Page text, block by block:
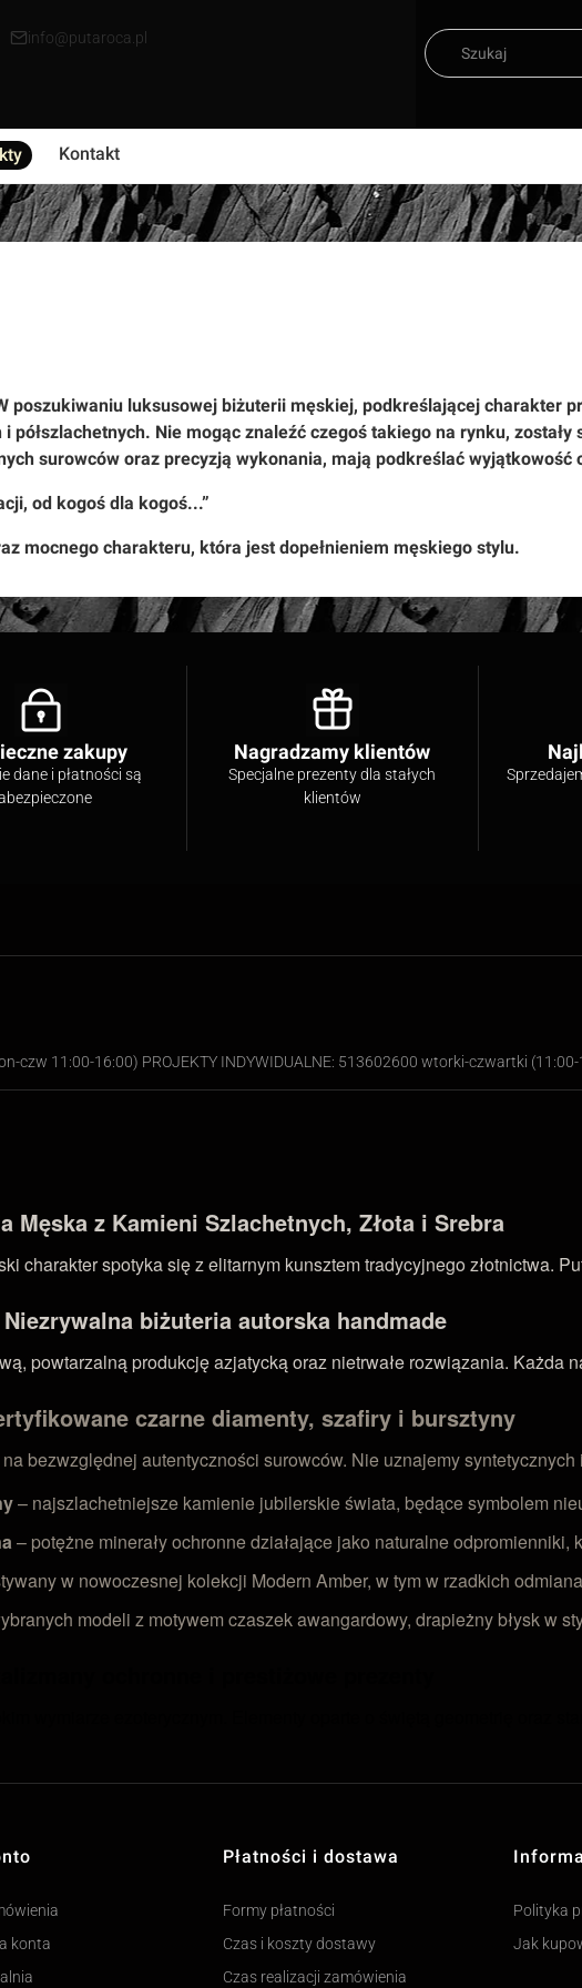
info@putaroca.pl
Kontakt
poszukiwaniu luksusowej biżuterii męskiej, podkreślającej charakter
półszlachetnych. Nie mogąc znaleźć czegoś takiego na rynku,
surowców oraz precyzją wykonania, mają podkreślać wyjątkowość
od kogoś dla kogoś...”
mocnego charakteru, która jest dopełnieniem męskiego stylu.
zakupy
dane i płatności są
Nagradzamy klientów
Specjalne prezenty dla stałych
klientów
czw 11:00-16:00) PROJEKTY INDYWIDUALNE: 513602600 wtorki-czwartki
Męska z Kamieni Szlachetnych, Złota i Srebra
charakter spotyka się z elitarnym kunsztem tradycyjnego
biżuteria autorska handmade
powtarzalną produkcję azjatycką oraz nietrwałe rozwiązania.
czarne diamenty, szafiry i bursztyny
bezwzględnej autentyczności surowców. Nie uznajemy
– najszlachetniejsze kamienie jubilerskie świata, będące symbolem
– potężne minerały ochronne działające jako naturalne
w nowoczesnej kolekcji Modern Amber, w tym w rzadkich
modeli z motywem czaszek awangardowy, drapieżny błysk w
konta
Płatności i dostawa
Formy płatności
Czas i koszty dostawy
Czas realizacji zamówienia
Polityka
Jak